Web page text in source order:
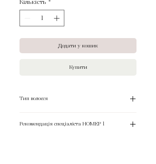
Кількість *
Додати у кошик
Купити
Тип волосся
Рекомендація спеціаліста НОМЕР 1